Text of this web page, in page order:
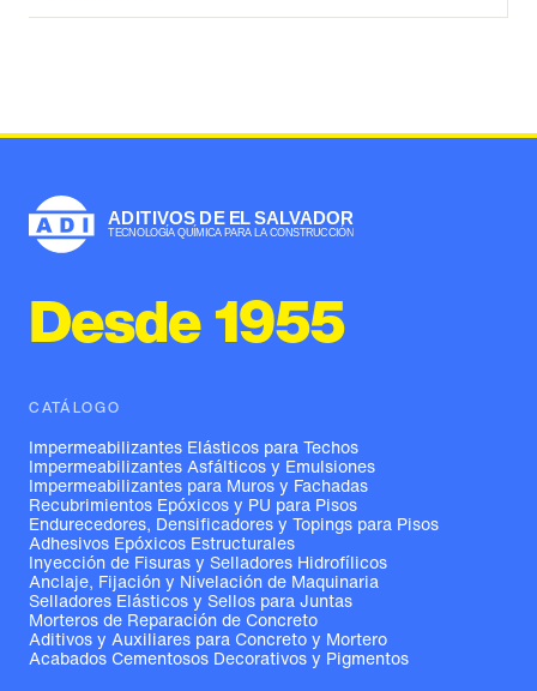
Desde 1955
CATÁLOGO
Impermeabilizantes Elásticos para Techos
Impermeabilizantes Asfálticos y Emulsiones
Impermeabilizantes para Muros y Fachadas
Recubrimientos Epóxicos y PU para Pisos
Endurecedores, Densificadores y Topings para Pisos
Adhesivos Epóxicos Estructurales
Inyección de Fisuras y Selladores Hidrofílicos
Anclaje, Fijación y Nivelación de Maquinaria
Selladores Elásticos y Sellos para Juntas
Morteros de Reparación de Concreto
Aditivos y Auxiliares para Concreto y Mortero
Acabados Cementosos Decorativos y Pigmentos